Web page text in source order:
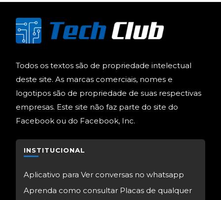
Todos os textos são de propriedade intelectual
deste site. As marcas comerciais, nomes e
logotipos são de propriedade de suas respectivas
empresas. Este site não faz parte do site do
Facebook ou do Facebook, Inc.
INSTITUCIONAL
Aplicativo para Ver conversas no whatsapp
Aprenda como consultar Placas de qualquer